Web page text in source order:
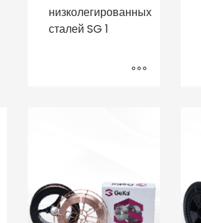
низколегированных
сталей SG 1